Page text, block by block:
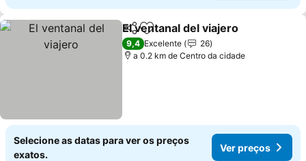
PartilharAdicionar aos favoritos
El ventanal del viajero
9,4 Excelente
26
a 0.2 km de Centro da cidade
Selecione as datas para ver os preços
exatos.
Ver preços